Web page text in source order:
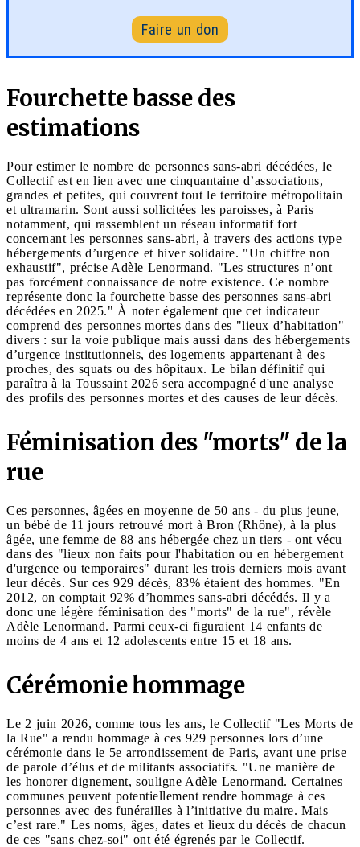
Faire un don
Fourchette basse des
estimations
Pour estimer le nombre de personnes sans-abri décédées, le
Collectif est en lien avec une cinquantaine d’associations,
grandes et petites, qui couvrent tout le territoire métropolitain
et ultramarin. Sont aussi sollicitées les paroisses, à Paris
notamment, qui rassemblent un réseau informatif fort
concernant les personnes sans-abri, à travers des actions type
hébergements d’urgence et hiver solidaire. "Un chiffre non
exhaustif", précise Adèle Lenormand. "Les structures n’ont
pas forcément connaissance de notre existence. Ce nombre
représente donc la fourchette basse des personnes sans-abri
décédées en 2025." À noter également que cet indicateur
comprend des personnes mortes dans des "lieux d’habitation"
divers : sur la voie publique mais aussi dans des hébergements
d’urgence institutionnels, des logements appartenant à des
proches, des squats ou des hôpitaux. Le bilan définitif qui
paraîtra à la Toussaint 2026 sera accompagné d'une analyse
des profils des personnes mortes et des causes de leur décès.
Féminisation des "morts" de la
rue
Ces personnes, âgées en moyenne de 50 ans - du plus jeune,
un bébé de 11 jours retrouvé mort à Bron (Rhône), à ​​la plus
âgée, une femme de 88 ans hébergée chez un tiers - ont vécu
dans des "lieux non faits pour l'habitation ou en hébergement
d'urgence ou temporaires" durant les trois derniers mois avant
leur décès. Sur ces 929 décès, 83% étaient des hommes. "En
2012, on comptait 92% d’hommes sans-abri décédés. Il y a
donc une légère féminisation des "morts" de la rue", révèle
Adèle Lenormand. Parmi ceux-ci figuraient 14 enfants de
moins de 4 ans et 12 adolescents entre 15 et 18 ans.
Cérémonie hommage
Le 2 juin 2026, comme tous les ans, le Collectif "Les Morts de
la Rue" a rendu hommage à ces 929 personnes lors d’une
cérémonie dans le 5e arrondissement de Paris, avant une prise
de parole d’élus et de militants associatifs. "Une manière de
les honorer dignement, souligne Adèle Lenormand. Certaines
communes peuvent potentiellement rendre hommage à ces
personnes avec des funérailles à l’initiative du maire. Mais
c’est rare." Les noms, âges, dates et lieux du décès de chacun
de ces "sans chez-soi" ont été égrenés par le Collectif.